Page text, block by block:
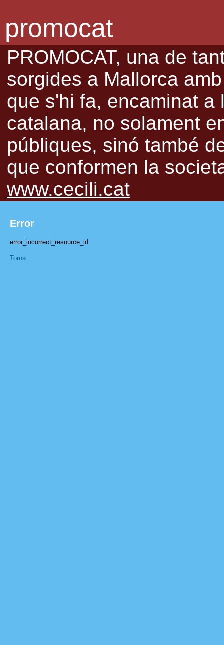
promocat
PROMOCAT, una de
sorgides a Mallorca
que s'hi fa, encaminat
catalana, no solament
públiques, sinó també
que conformen la
www.cecili.cat
Error
error_incorrect_resource_id
Torna